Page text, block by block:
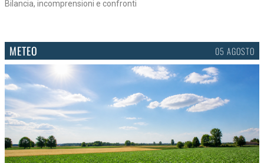
Bilancia, incomprensioni e confronti
METEO 05 AGOSTO